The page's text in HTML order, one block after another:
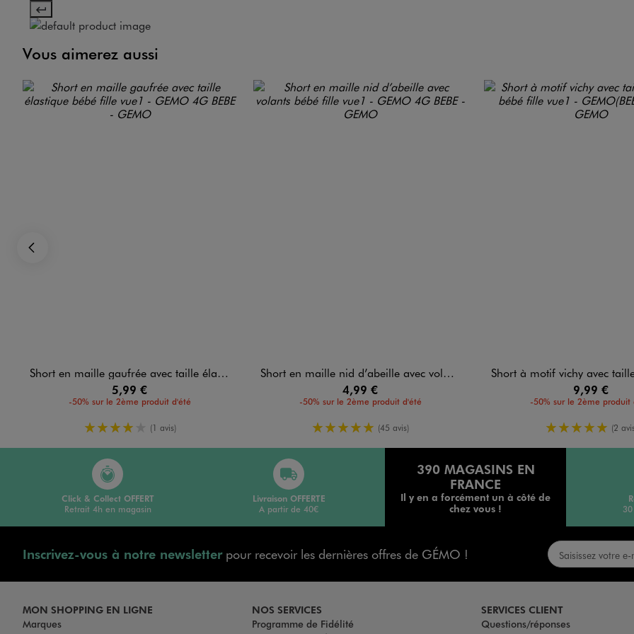
Vous aimerez aussi
Short en maille gaufrée avec taille élastique bébé fille
5,99 €
-50% sur le 2ème produit d'été
4/5 de moyenne
(1 avis)
Short en maille nid d’abeille avec volants bébé fille
4,99 €
-50% sur le 2ème produit d'été
5/5 de moyenne
(45 avis)
Short à motif vichy avec taille
9,99 €
-50% sur le 2ème produit
5/5 de (2
390 MAGASINS EN
FRANCE
Il y en a forcément un à côté de
chez vous !
Click & Collect OFFERT
Retrait 4h en magasin
Livraison OFFERTE
A partir de 40€
Inscrivez-vous à notre newsletterpour recevoir les dernières offres de GÉMO !
MON SHOPPING EN LIGNE
Marques
NOS SERVICES
Programme de Fidélité
SERVICES CLIENT
Questions/réponses